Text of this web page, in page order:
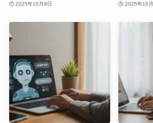
2025年10月9日 2025年10